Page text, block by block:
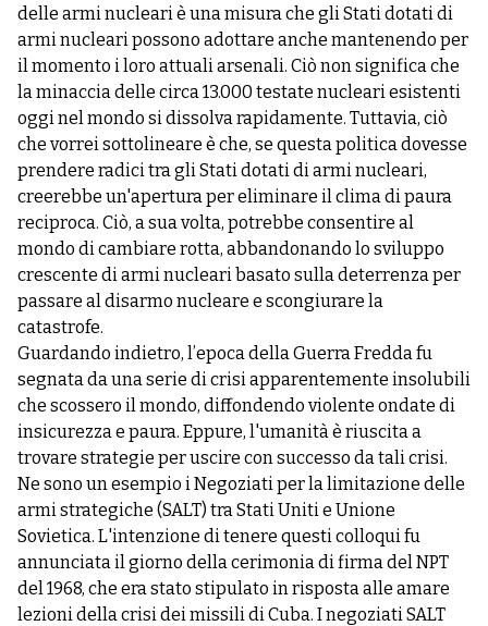
delle armi nucleari è una misura che gli Stati dotati di
armi nucleari possono adottare anche mantenendo per
il momento i loro attuali arsenali. Ciò non significa che
la minaccia delle circa 13.000 testate nucleari esistenti
oggi nel mondo si dissolva rapidamente. Tuttavia, ciò
che vorrei sottolineare è che, se questa politica dovesse
prendere radici tra gli Stati dotati di armi nucleari,
creerebbe un'apertura per eliminare il clima di paura
reciproca. Ciò, a sua volta, potrebbe consentire al
mondo di cambiare rotta, abbandonando lo sviluppo
crescente di armi nucleari basato sulla deterrenza per
passare al disarmo nucleare e scongiurare la
catastrofe.
Guardando indietro, l’epoca della Guerra Fredda fu
segnata da una serie di crisi apparentemente insolubili
che scossero il mondo, diffondendo violente ondate di
insicurezza e paura. Eppure, l'umanità è riuscita a
trovare strategie per uscire con successo da tali crisi.
Ne sono un esempio i Negoziati per la limitazione delle
armi strategiche (SALT) tra Stati Uniti e Unione
Sovietica. L'intenzione di tenere questi colloqui fu
annunciata il giorno della cerimonia di firma del NPT
del 1968, che era stato stipulato in risposta alle amare
lezioni della crisi dei missili di Cuba. I negoziati SALT